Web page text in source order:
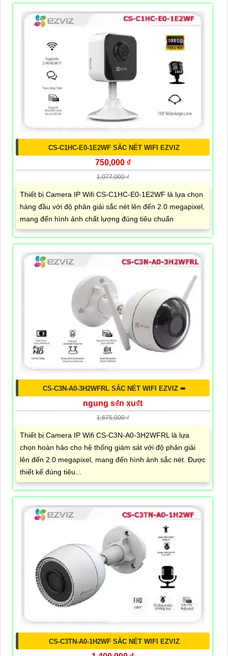
CS-C1HC-E0-1E2WF SẮC NÉT WIFI EZVIZ
750,000 ₫
1,077,000 ₫
Thiết bị Camera IP Wifi CS-C1HC-E0-1E2WF là lựa chọn
hàng đầu với độ phân giải sắc nét lên đến 2.0 megapixel,
mang đến hình ảnh chất lượng đúng tiêu chuẩn
CS-C3N-A0-3H2WFRL SẮC NÉT WIFI EZVIZ ➠
ngung s₫n xu₫t
1,675,000 ₫
Thiết bị Camera IP Wifi CS-C3N-A0-3H2WFRL là lựa
chọn hoàn hảo cho hệ thống giám sát với độ phân giải
lên đến 2.0 megapixel, mang đến hình ảnh sắc nét. Được
thiết kế đúng tiêu...
CS-C3TN-A0-1H2WF SẮC NÉT WIFI EZVIZ